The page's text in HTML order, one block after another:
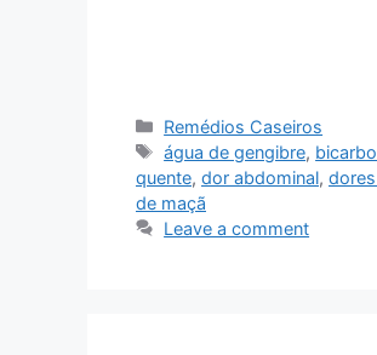
Categories
Remédios Caseiros
Tags
água de gengibre,
quente, dor abdominal,
de maçã
Leave a comment